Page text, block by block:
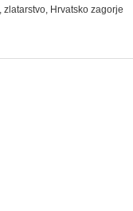
,zlatarstvo , Hrvatsko zagorje